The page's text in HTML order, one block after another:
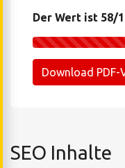
Der Wert ist 58/
Download PDF-
SEO Inhalte